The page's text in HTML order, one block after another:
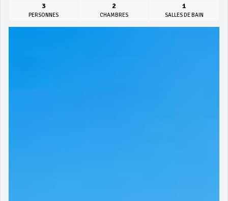
3
PERSONNES
2
CHAMBRES
1
SALLES DE BAIN